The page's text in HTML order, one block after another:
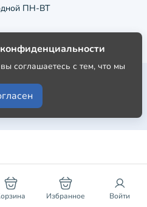
Избранное Войти
ПН-ВТ
соглашаетесь с тем, что мы